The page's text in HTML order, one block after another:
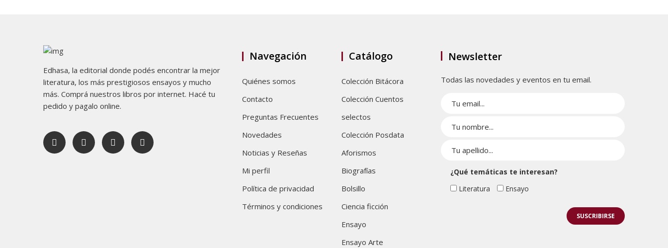
Edhasa, la editorial donde podés encontrar la mejor
literatura, los más prestigiosos ensayos y mucho
más. Comprá nuestros libros por internet. Hacé tu
pedido y pagalo online.
Navegación
Quiénes somos
Contacto
Preguntas Frecuentes
Novedades
Noticias y Reseñas
Mi perfil
Política de privacidad
Términos y condiciones
Catálogo
Colección Bitácora
Colección Cuentos
selectos
Colección Posdata
Aforismos
Biografías
Bolsillo
Ciencia ficción
Ensayo
Ensayo Arte
Newsletter
Todas las novedades y eventos en tu email.
¿Qué temáticas te interesan?
Literatura
Ensayo